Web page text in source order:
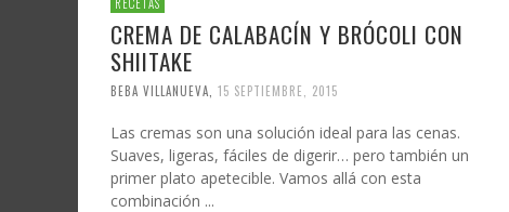
CREMA DE CALABACÍN Y BRÓCOLI CON
SHIITAKE
BEBA VILLANUEVA 15 SEPTIEMBRE, 2015
Las cremas son una solución ideal para las cenas.
Suaves, ligeras, fáciles de digerir… pero también un
primer plato apetecible. Vamos allá con esta
combinación ...